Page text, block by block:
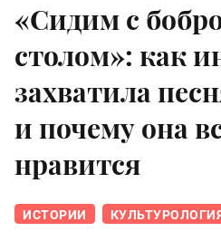
«Сидим с
столом»: как
захватила
и почему она
нравится
ИСТОРИИ